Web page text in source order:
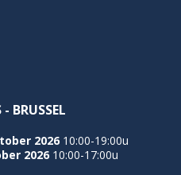
BRUSSEL
2026 10:00-19:00u
2026 10:00-17:00u